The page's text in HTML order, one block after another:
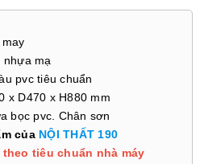
nhựa mạ
pvc tiêu chuẩn
x D470 x H880 mm
bọc pvc. Chân sơn
của NỘI THẤT 190
theo tiêu chuẩn nhà máy